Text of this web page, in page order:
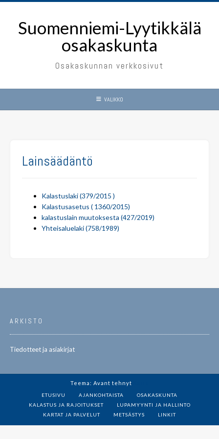
Skip
contentSuomenniemi-Lyytikkälä
osakaskunta
Osakaskunnan verkkosivut
VALIKKO
Lainsäädäntö
Kalastuslaki (379/2015 )
Kalastusasetus ( 1360/2015)
kalastuslain muutoksesta (427/2019)
Yhteisaluelaki (758/1989)
ARKISTO
Tiedotteet ja asiakirjat
Teema: Avant tehnyt
ETUSIVU AJANKOHTAISTA
OSAKASKUNTA
KALASTUS JA RAJOITUKSET
LUPAMYYNTI JA HALLINTO
KARTAT JA PALVELUT
METSÄSTYS LINKIT